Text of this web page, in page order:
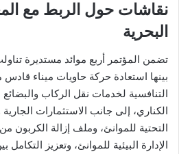
نقاشات حول الربط مع
البحرية
تضمن المؤتمر أربع موائد مستديرة
بينها استعادة حركة حاويات ميناء قادس
التنافسية لخدمات نقل الركاب
الكناري، إلى جانب الاستثمارات
التحتية للموانئ، وملف إزالة الكربون
الإدارة البيئية للموانئ، وتعزيز